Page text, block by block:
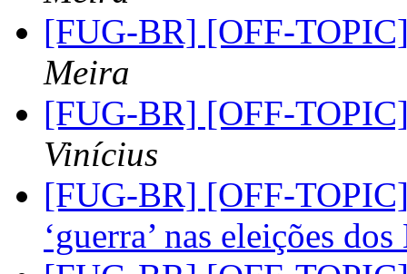
[FUG-BR] [OFF-
Meira
[FUG-BR] [OFF-
Vinícius
[FUG-BR] [OFF-
‘guerra’ nas eleições